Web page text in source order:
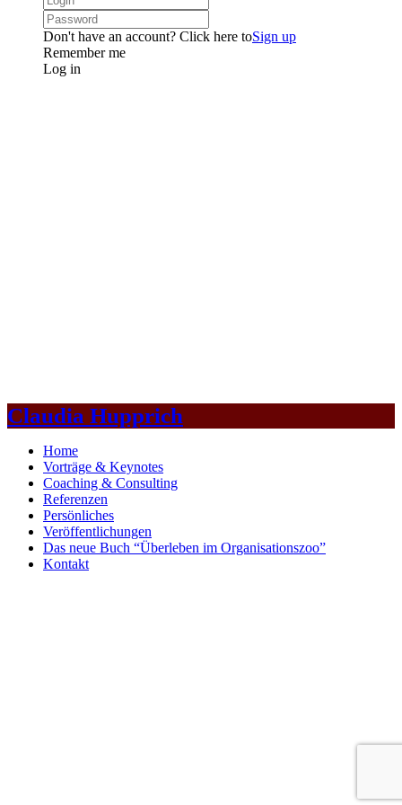
Don't have an account? Click here toSign up
Remember me
Log in
Claudia Hupprich
Home
Vorträge & Keynotes
Coaching & Consulting
Referenzen
Persönliches
Veröffentlichungen
Das neue Buch “Überleben im Organisationszoo”
Kontakt